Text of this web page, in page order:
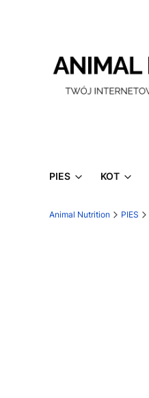
PIES KOT
Animal Nutrition PIES